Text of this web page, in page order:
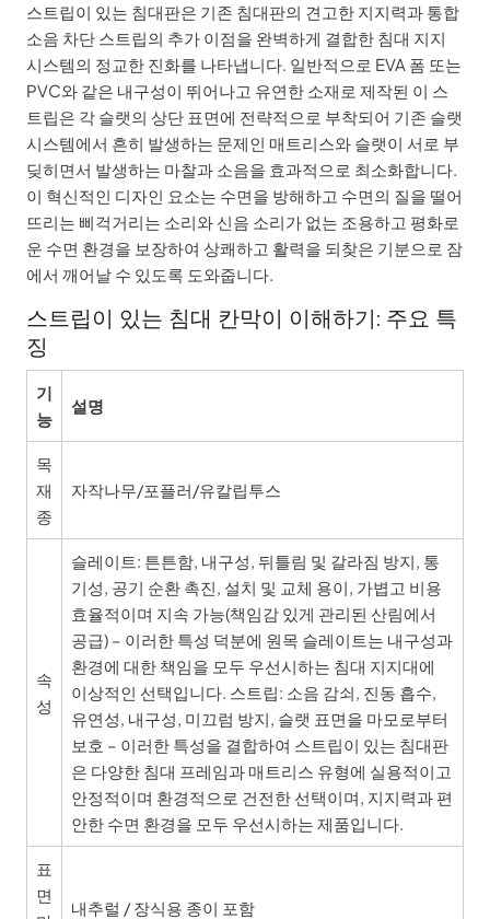
스트립이 있는 침대판은 기존 침대판의 견고한 지지력과 통합
소음 차단 스트립의 추가 이점을 완벽하게 결합한 침대 지지
시스템의 정교한 진화를 나타냅니다. 일반적으로 EVA 폼 또는
PVC와 같은 내구성이 뛰어나고 유연한 소재로 제작된 이 스
트립은 각 슬랫의 상단 표면에 전략적으로 부착되어 기존 슬랫
시스템에서 흔히 발생하는 문제인 매트리스와 슬랫이 서로 부
딪히면서 발생하는 마찰과 소음을 효과적으로 최소화합니다.
이 혁신적인 디자인 요소는 수면을 방해하고 수면의 질을 떨어
뜨리는 삐걱거리는 소리와 신음 소리가 없는 조용하고 평화로
운 수면 환경을 보장하여 상쾌하고 활력을 되찾은 기분으로 잠
에서 깨어날 수 있도록 도와줍니다.
스트립이 있는 침대 칸막이 이해하기: 주요 특
징
기
능
설명
목
재
종
자작나무/포플러/유칼립투스
속
성
슬레이트: 튼튼함, 내구성, 뒤틀림 및 갈라짐 방지, 통
기성, 공기 순환 촉진, 설치 및 교체 용이, 가볍고 비용
효율적이며 지속 가능(책임감 있게 관리된 산림에서
공급) – 이러한 특성 덕분에 원목 슬레이트는 내구성과
환경에 대한 책임을 모두 우선시하는 침대 지지대에
이상적인 선택입니다. 스트립: 소음 감쇠, 진동 흡수,
유연성, 내구성, 미끄럼 방지, 슬랫 표면을 마모로부터
보호 – 이러한 특성을 결합하여 스트립이 있는 침대판
은 다양한 침대 프레임과 매트리스 유형에 실용적이고
안정적이며 환경적으로 건전한 선택이며, 지지력과 편
안한 수면 환경을 모두 우선시하는 제품입니다.
표
면
내추럴 / 장식용 종이 포함